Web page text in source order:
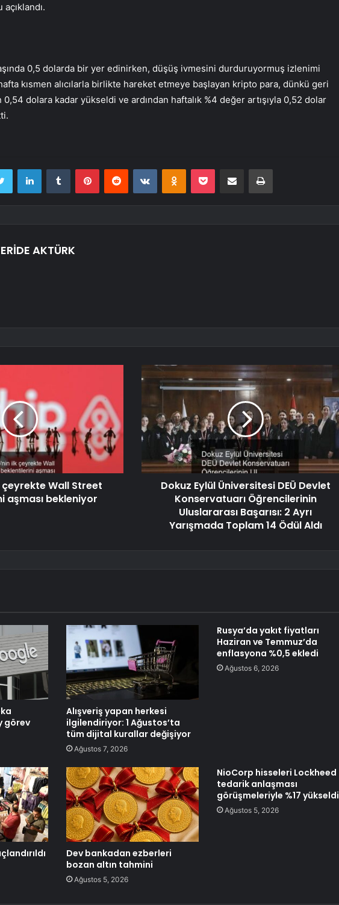
0,5 dolarda bir yer edinirken, düşüş ivmesini durduruyormuş izlenimi
kısmen alıcılarla birlikte hareket etmeye başlayan kripto para, dünkü geri
dolara kadar yükseldi ve ardından haftalık %4 değer artışıyla 0,52 dolar
Twitter LinkedInTumblr PinterestReddit VKontakteOdnoklassniki
Pocket E-Posta ile paylaş Yazdır
AKTÜRK
Wall Street
aşması bekleniyor
Dokuz Eylül Üniversitesi DEÜ Devlet
Konservatuarı Öğrencilerinin
Uluslararası Başarısı: 2 Ayrı
Yarışmada Toplam 14 Ödül Aldı
görev
Alışveriş yapan herkesi
ilgilendiriyor: 1 Ağustos’ta
tüm dijital kurallar değişiyor
Ağustos 7, 2026
Rusya’da yakıt fiyatları
Haziran ve Temmuz’da
enflasyona %0,5 ekledi
Ağustos 6, 2026
Dev bankadan ezberleri
bozan altın tahmini
Ağustos 5, 2026
NioCorp hisseleri Lockheed
tedarik anlaşması
görüşmeleriyle %17 yükseldi
Ağustos 5, 2026